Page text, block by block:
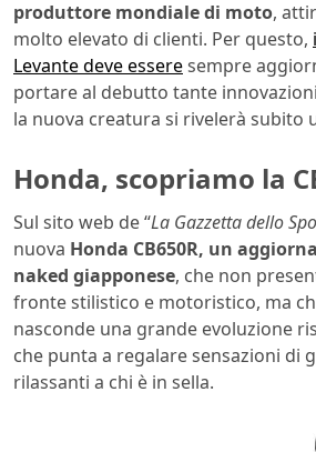
produttore mondiale di moto,
molto elevato di clienti. Per questo,
Levante deve esseresempre
portare al debutto tante
la nuova creatura si rivelerà subito
Honda, scopriamo la
Sul sito web de “La Gazzetta dello
nuova Honda CB650R, un
naked giapponese, che non
fronte stilistico e motoristico, ma
nasconde una grande evoluzione
che punta a regalare sensazioni di
rilassanti a chi è in sella.